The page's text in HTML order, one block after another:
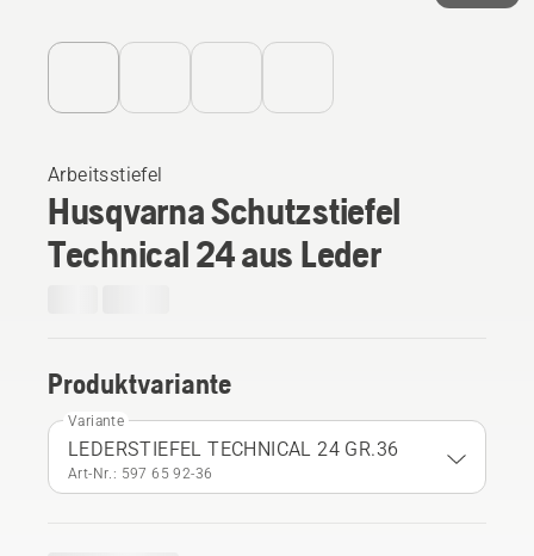
Arbeitsstiefel
Husqvarna Schutzstiefel
Technical 24 aus Leder
Produktvariante
Variante
LEDERSTIEFEL TECHNICAL 24 GR.36
Art-Nr.: 597 65 92‑36